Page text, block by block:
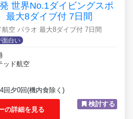
世界No.1ダイビングスポ
最大8ダイブ付 7日間
空 パラオ 最大8ダイブ付 7日間
面白い
ッド航空
回夕0回(機内食除く)
の詳細を見る
検討する